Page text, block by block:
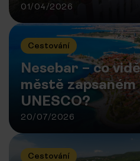
01/04/2026
Cestování
Nesebar – co
městě zapsaném
UNESCO?
20/07/2026
Cestování